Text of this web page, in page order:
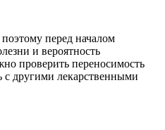
перед началом
и вероятность
проверить переносимость
с другими лекарственными